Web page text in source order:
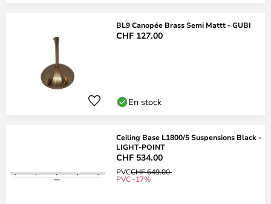
BL9 Canopée Brass Semi Mattt - GUBI
CHF 127.00
En stock
Ceiling Base L1800/5 Suspensions Black -
LIGHT-POINT
CHF 534.00
PVCCHF 649.00
PVC -17%